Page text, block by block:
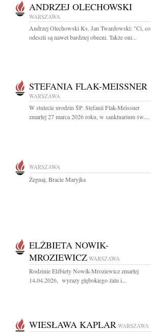
ANDRZEJ OLECHOWSKI
WARSZAWA
Andrzej Olechowski Ks. Jan Twardowski: "Ci, co
odeszli są nawet bardziej obecni. Także oni...
STEFANIA FLAK-MEISSNER
WARSZAWA
W stulecie urodzin ŚP. Stefanii Flak-Meissner
zmarłej 27 marca 2026 roku, w sanktuarium św....
WARSZAWA
Żegnaj, Bracie Maryjka
ELŻBIETA NOWIK-
MROZIEWICZ WARSZAWA
Rodzinie Elżbiety Nowik-Mroziewicz zmarłej
14.04.2026, wyrazy głębokiego żalu i...
WIESŁAWA KAPLAR WARSZAWA